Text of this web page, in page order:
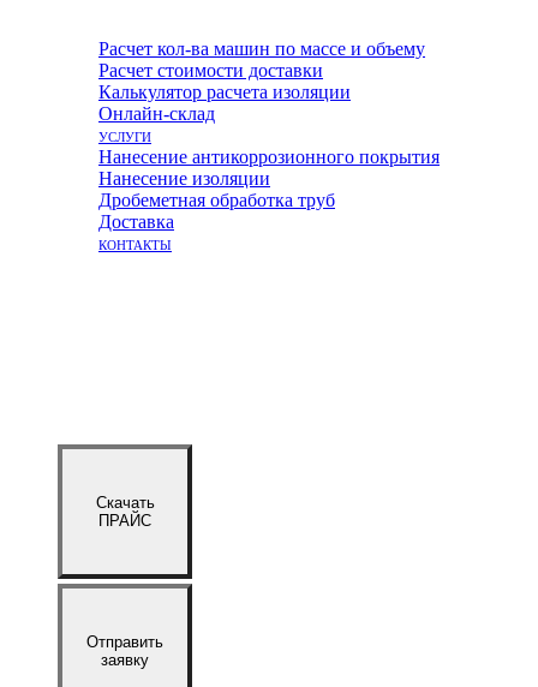
Расчет кол-ва машин по массе и объему
Расчет стоимости доставки
Калькулятор расчета изоляции
Онлайн-склад
УСЛУГИ
Нанесение антикоррозионного покрытия
Нанесение изоляции
Дробеметная обработка труб
Доставка
КОНТАКТЫ
Скачать
ПРАЙС
Отправить
заявку